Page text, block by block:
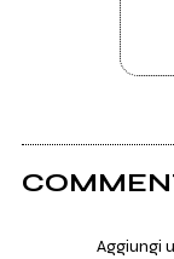
Aggiungi